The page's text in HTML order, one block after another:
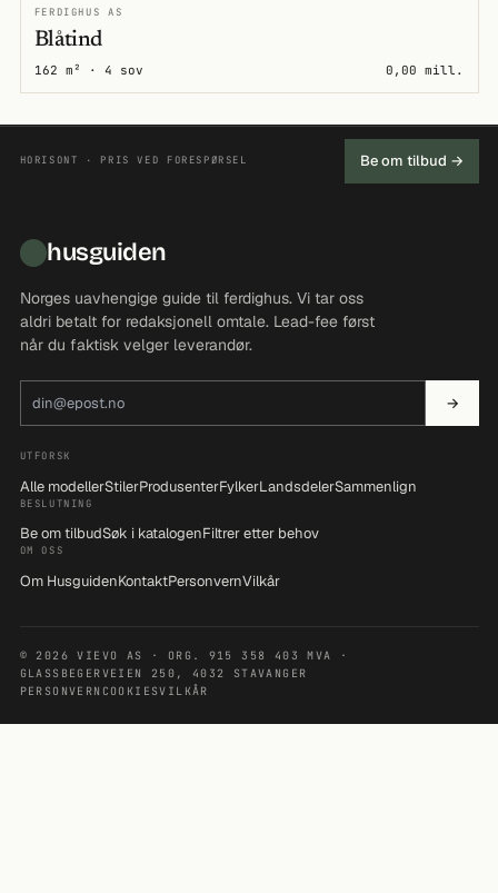
FERDIGHUS AS
Blåtind
162 m² · 4 sov 0,00 mill.
HORISONT · PRIS VED FORESPØRSEL Be om tilbud →
husguiden
Norges uavhengige guide til ferdighus. Vi tar oss
aldri betalt for redaksjonell omtale. Lead-fee først
når du faktisk velger leverandør.
→
UTFORSK
Alle modellerStilerProdusenterFylkerLandsdelerSammenlign
BESLUTNING
Be om tilbudSøk i katalogenFiltrer etter behov
OM OSS
Om HusguidenKontaktPersonvernVilkår
© 2026 VIEVO AS · ORG. 915 358 403 MVA ·
GLASSBEGERVEIEN 250, 4032 STAVANGER
PERSONVERN COOKIESVILKÅR